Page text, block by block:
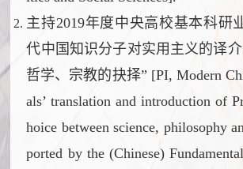
主持2019年度中央高校基本科研
代中国知识分子对实用主义的译介
哲学、宗教的抉择” [PI, Modern
als’ translation and introduction of
hoice between science, philosophy
ported by the (Chinese)